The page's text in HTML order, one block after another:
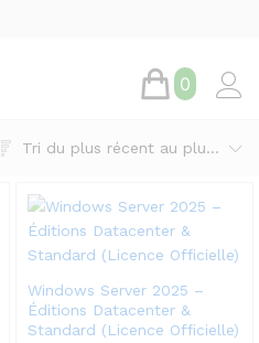
0
Tri du plus récent au plus ancien
Windows Server 2025 –
Éditions Datacenter &
Standard (Licence Officielle)